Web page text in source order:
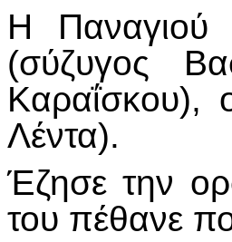
Η Παναγιού
(σύζυγος
Καραΐσκου),
Λέντα).
Έζησε την
του πέθανε